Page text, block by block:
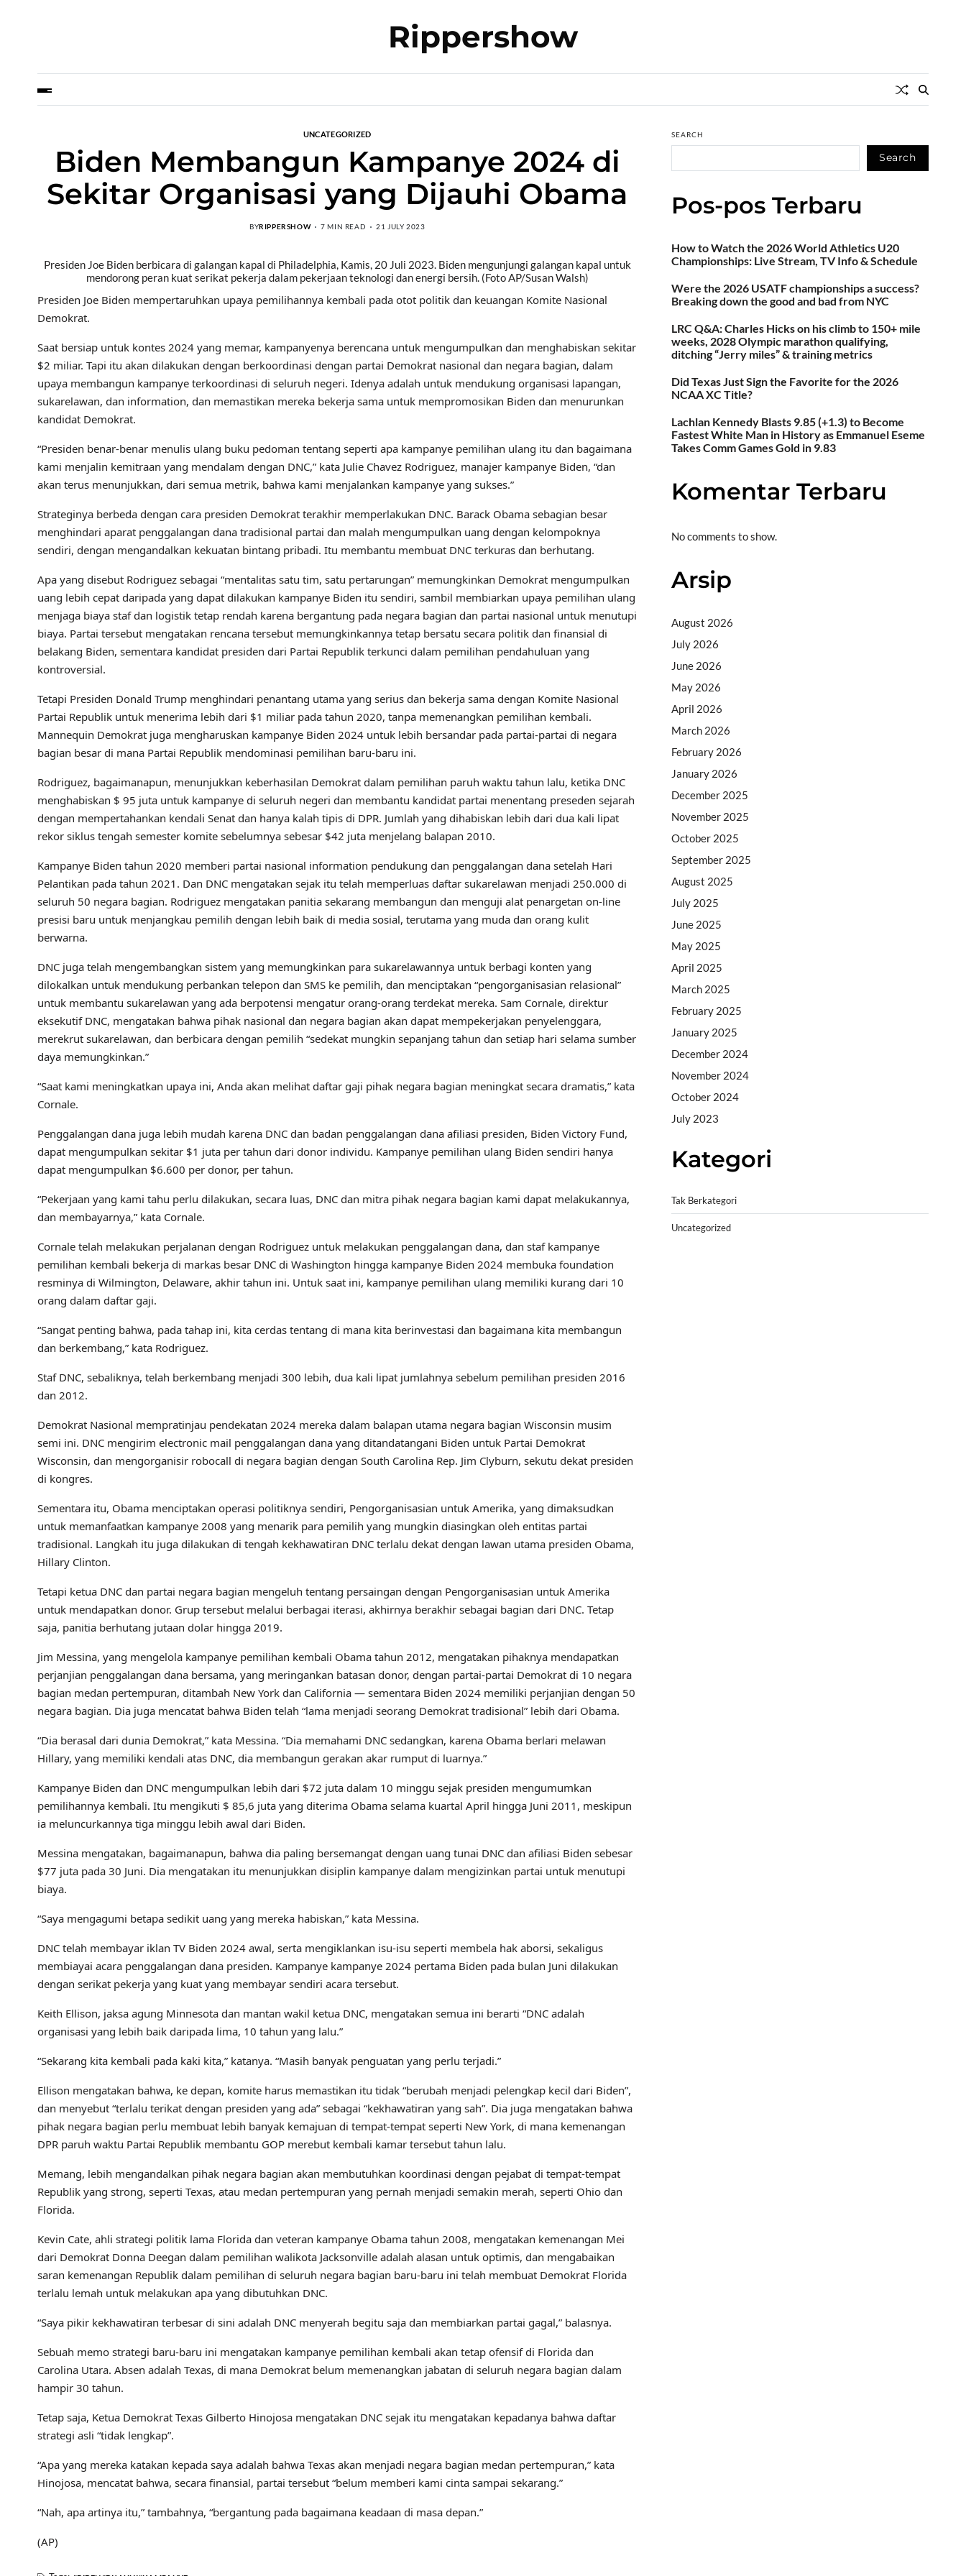
Rippershow
UNCATEGORIZED
Biden Membangun Kampanye 2024 di
Sekitar Organisasi yang Dijauhi Obama
BYRIPPERSHOW 7 MIN READ 21 JULY 2023
Presiden Joe Biden berbicara di galangan kapal di Philadelphia, Kamis, 20 Juli 2023. Biden mengunjungi galangan kapal untuk
mendorong peran kuat serikat pekerja dalam pekerjaan teknologi dan energi bersih. (Foto AP/Susan Walsh)
Presiden Joe Biden mempertaruhkan upaya pemilihannya kembali pada otot politik dan keuangan Komite Nasional
Demokrat.
Saat bersiap untuk kontes 2024 yang memar, kampanyenya berencana untuk mengumpulkan dan menghabiskan sekitar
$2 miliar. Tapi itu akan dilakukan dengan berkoordinasi dengan partai Demokrat nasional dan negara bagian, dalam
upaya membangun kampanye terkoordinasi di seluruh negeri. Idenya adalah untuk mendukung organisasi lapangan,
sukarelawan, dan information, dan memastikan mereka bekerja sama untuk mempromosikan Biden dan menurunkan
kandidat Demokrat.
“Presiden benar-benar menulis ulang buku pedoman tentang seperti apa kampanye pemilihan ulang itu dan bagaimana
kami menjalin kemitraan yang mendalam dengan DNC,” kata Julie Chavez Rodriguez, manajer kampanye Biden, “dan
akan terus menunjukkan, dari semua metrik, bahwa kami menjalankan kampanye yang sukses.”
Strateginya berbeda dengan cara presiden Demokrat terakhir memperlakukan DNC. Barack Obama sebagian besar
menghindari aparat penggalangan dana tradisional partai dan malah mengumpulkan uang dengan kelompoknya
sendiri, dengan mengandalkan kekuatan bintang pribadi. Itu membantu membuat DNC ​​terkuras dan berhutang.
Apa yang disebut Rodriguez sebagai “mentalitas satu tim, satu pertarungan” memungkinkan Demokrat mengumpulkan
uang lebih cepat daripada yang dapat dilakukan kampanye Biden itu sendiri, sambil membiarkan upaya pemilihan ulang
menjaga biaya staf dan logistik tetap rendah karena bergantung pada negara bagian dan partai nasional untuk menutupi
biaya. Partai tersebut mengatakan rencana tersebut memungkinkannya tetap bersatu secara politik dan finansial di
belakang Biden, sementara kandidat presiden dari Partai Republik terkunci dalam pemilihan pendahuluan yang
kontroversial.
Tetapi Presiden Donald Trump menghindari penantang utama yang serius dan bekerja sama dengan Komite Nasional
Partai Republik untuk menerima lebih dari $1 miliar pada tahun 2020, tanpa memenangkan pemilihan kembali.
Mannequin Demokrat juga mengharuskan kampanye Biden 2024 untuk lebih bersandar pada partai-partai di negara
bagian besar di mana Partai Republik mendominasi pemilihan baru-baru ini.
Rodriguez, bagaimanapun, menunjukkan keberhasilan Demokrat dalam pemilihan paruh waktu tahun lalu, ketika DNC
menghabiskan $ 95 juta untuk kampanye di seluruh negeri dan membantu kandidat partai menentang preseden sejarah
dengan mempertahankan kendali Senat dan hanya kalah tipis di DPR. Jumlah yang dihabiskan lebih dari dua kali lipat
rekor siklus tengah semester komite sebelumnya sebesar $42 juta menjelang balapan 2010.
Kampanye Biden tahun 2020 memberi partai nasional information pendukung dan penggalangan dana setelah Hari
Pelantikan pada tahun 2021. Dan DNC mengatakan sejak itu telah memperluas daftar sukarelawan menjadi 250.000 di
seluruh 50 negara bagian. Rodriguez mengatakan panitia sekarang membangun dan menguji alat penargetan on-line
presisi baru untuk menjangkau pemilih dengan lebih baik di media sosial, terutama yang muda dan orang kulit
berwarna.
DNC juga telah mengembangkan sistem yang memungkinkan para sukarelawannya untuk berbagi konten yang
dilokalkan untuk mendukung perbankan telepon dan SMS ke pemilih, dan menciptakan “pengorganisasian relasional”
untuk membantu sukarelawan yang ada berpotensi mengatur orang-orang terdekat mereka. Sam Cornale, direktur
eksekutif DNC, mengatakan bahwa pihak nasional dan negara bagian akan dapat mempekerjakan penyelenggara,
merekrut sukarelawan, dan berbicara dengan pemilih “sedekat mungkin sepanjang tahun dan setiap hari selama sumber
daya memungkinkan.”
“Saat kami meningkatkan upaya ini, Anda akan melihat daftar gaji pihak negara bagian meningkat secara dramatis,” kata
Cornale.
Penggalangan dana juga lebih mudah karena DNC dan badan penggalangan dana afiliasi presiden, Biden Victory Fund,
dapat mengumpulkan sekitar $1 juta per tahun dari donor individu. Kampanye pemilihan ulang Biden sendiri hanya
dapat mengumpulkan $6.600 per donor, per tahun.
“Pekerjaan yang kami tahu perlu dilakukan, secara luas, DNC dan mitra pihak negara bagian kami dapat melakukannya,
dan membayarnya,” kata Cornale.
Cornale telah melakukan perjalanan dengan Rodriguez untuk melakukan penggalangan dana, dan staf kampanye
pemilihan kembali bekerja di markas besar DNC di Washington hingga kampanye Biden 2024 membuka foundation
resminya di Wilmington, Delaware, akhir tahun ini. Untuk saat ini, kampanye pemilihan ulang memiliki kurang dari 10
orang dalam daftar gaji.
“Sangat penting bahwa, pada tahap ini, kita cerdas tentang di mana kita berinvestasi dan bagaimana kita membangun
dan berkembang,” kata Rodriguez.
Staf DNC, sebaliknya, telah berkembang menjadi 300 lebih, dua kali lipat jumlahnya sebelum pemilihan presiden 2016
dan 2012.
Demokrat Nasional mempratinjau pendekatan 2024 mereka dalam balapan utama negara bagian Wisconsin musim
semi ini. DNC mengirim electronic mail penggalangan dana yang ditandatangani Biden untuk Partai Demokrat
Wisconsin, dan mengorganisir robocall di negara bagian dengan South Carolina Rep. Jim Clyburn, sekutu dekat presiden
di kongres.
Sementara itu, Obama menciptakan operasi politiknya sendiri, Pengorganisasian untuk Amerika, yang dimaksudkan
untuk memanfaatkan kampanye 2008 yang menarik para pemilih yang mungkin diasingkan oleh entitas partai
tradisional. Langkah itu juga dilakukan di tengah kekhawatiran DNC terlalu dekat dengan lawan utama presiden Obama,
Hillary Clinton.
Tetapi ketua DNC dan partai negara bagian mengeluh tentang persaingan dengan Pengorganisasian untuk Amerika
untuk mendapatkan donor. Grup tersebut melalui berbagai iterasi, akhirnya berakhir sebagai bagian dari DNC. Tetap
saja, panitia berhutang jutaan dolar hingga 2019.
Jim Messina, yang mengelola kampanye pemilihan kembali Obama tahun 2012, mengatakan pihaknya mendapatkan
perjanjian penggalangan dana bersama, yang meringankan batasan donor, dengan partai-partai Demokrat di 10 negara
bagian medan pertempuran, ditambah New York dan California — sementara Biden 2024 memiliki perjanjian dengan 50
negara bagian. Dia juga mencatat bahwa Biden telah “lama menjadi seorang Demokrat tradisional” lebih dari Obama.
“Dia berasal dari dunia Demokrat,” kata Messina. “Dia memahami DNC sedangkan, karena Obama berlari melawan
Hillary, yang memiliki kendali atas DNC, dia membangun gerakan akar rumput di luarnya.”
Kampanye Biden dan DNC mengumpulkan lebih dari $72 juta dalam 10 minggu sejak presiden mengumumkan
pemilihannya kembali. Itu mengikuti $ 85,6 juta yang diterima Obama selama kuartal April hingga Juni 2011, meskipun
ia meluncurkannya tiga minggu lebih awal dari Biden.
Messina mengatakan, bagaimanapun, bahwa dia paling bersemangat dengan uang tunai DNC dan afiliasi Biden sebesar
$77 juta pada 30 Juni. Dia mengatakan itu menunjukkan disiplin kampanye dalam mengizinkan partai untuk menutupi
biaya.
“Saya mengagumi betapa sedikit uang yang mereka habiskan,” kata Messina.
DNC telah membayar iklan TV Biden 2024 awal, serta mengiklankan isu-isu seperti membela hak aborsi, sekaligus
membiayai acara penggalangan dana presiden. Kampanye kampanye 2024 pertama Biden pada bulan Juni dilakukan
dengan serikat pekerja yang kuat yang membayar sendiri acara tersebut.
Keith Ellison, jaksa agung Minnesota dan mantan wakil ketua DNC, mengatakan semua ini berarti “DNC adalah
organisasi yang lebih baik daripada lima, 10 tahun yang lalu.”
“Sekarang kita kembali pada kaki kita,” katanya. “Masih banyak penguatan yang perlu terjadi.”
Ellison mengatakan bahwa, ke depan, komite harus memastikan itu tidak “berubah menjadi pelengkap kecil dari Biden”,
dan menyebut “terlalu terikat dengan presiden yang ada” sebagai “kekhawatiran yang sah”. Dia juga mengatakan bahwa
pihak negara bagian perlu membuat lebih banyak kemajuan di tempat-tempat seperti New York, di mana kemenangan
DPR paruh waktu Partai Republik membantu GOP merebut kembali kamar tersebut tahun lalu.
Memang, lebih mengandalkan pihak negara bagian akan membutuhkan koordinasi dengan pejabat di tempat-tempat
Republik yang strong, seperti Texas, atau medan pertempuran yang pernah menjadi semakin merah, seperti Ohio dan
Florida.
Kevin Cate, ahli strategi politik lama Florida dan veteran kampanye Obama tahun 2008, mengatakan kemenangan Mei
dari Demokrat Donna Deegan dalam pemilihan walikota Jacksonville adalah alasan untuk optimis, dan mengabaikan
saran kemenangan Republik dalam pemilihan di seluruh negara bagian baru-baru ini telah membuat Demokrat Florida
terlalu lemah untuk melakukan apa yang dibutuhkan DNC.
“Saya pikir kekhawatiran terbesar di sini adalah DNC menyerah begitu saja dan membiarkan partai gagal,” balasnya.
Sebuah memo strategi baru-baru ini mengatakan kampanye pemilihan kembali akan tetap ofensif di Florida dan
Carolina Utara. Absen adalah Texas, di mana Demokrat belum memenangkan jabatan di seluruh negara bagian dalam
hampir 30 tahun.
Tetap saja, Ketua Demokrat Texas Gilberto Hinojosa mengatakan DNC sejak itu mengatakan kepadanya bahwa daftar
strategi asli “tidak lengkap”.
“Apa yang mereka katakan kepada saya adalah bahwa Texas akan menjadi negara bagian medan pertempuran,” kata
Hinojosa, mencatat bahwa, secara finansial, partai tersebut “belum memberi kami cinta sampai sekarang.”
“Nah, apa artinya itu,” tambahnya, “bergantung pada bagaimana keadaan di masa depan.”
(AP)
SEARCH
Search
Pos-pos Terbaru
How to Watch the 2026 World Athletics U20
Championships: Live Stream, TV Info & Schedule
Were the 2026 USATF championships a success?
Breaking down the good and bad from NYC
LRC Q&A: Charles Hicks on his climb to 150+ mile
weeks, 2028 Olympic marathon qualifying,
ditching “Jerry miles” & training metrics
Did Texas Just Sign the Favorite for the 2026
NCAA XC Title?
Lachlan Kennedy Blasts 9.85 (+1.3) to Become
Fastest White Man in History as Emmanuel Eseme
Takes Comm Games Gold in 9.83
Komentar Terbaru
No comments to show.
Arsip
August 2026
July 2026
June 2026
May 2026
April 2026
March 2026
February 2026
January 2026
December 2025
November 2025
October 2025
September 2025
August 2025
July 2025
June 2025
May 2025
April 2025
March 2025
February 2025
January 2025
December 2024
November 2024
October 2024
July 2023
Kategori
Tak Berkategori
Uncategorized